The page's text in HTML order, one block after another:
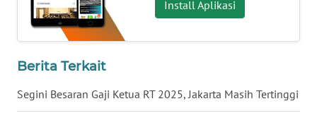
Install Aplikasi
Berita Terkait
Segini Besaran Gaji Ketua RT 2025, Jakarta Masih Tertinggi
WN
WN
SUMBAR